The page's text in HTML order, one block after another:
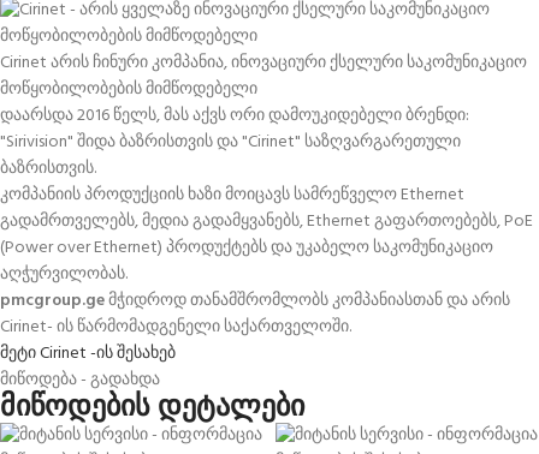
Cirinet არის ჩინური კომპანია, ინოვაციური ქსელური საკომუნიკაციო
მოწყობილობების მიმწოდებელი
დაარსდა 2016 წელს, მას აქვს ორი დამოუკიდებელი ბრენდი:
"Sirivision" შიდა ბაზრისთვის და "Cirinet" საზღვარგარეთული
ბაზრისთვის.
კომპანიის პროდუქციის ხაზი მოიცავს სამრეწველო Ethernet
გადამრთველებს, მედია გადამყვანებს, Ethernet გაფართოებებს, PoE
(Power over Ethernet) პროდუქტებს და უკაბელო საკომუნიკაციო
აღჭურვილობას.
pmcgroup.geმჭიდროდ თანამშრომლობს კომპანიასთან და არის
Cirinet- ის წარმომადგენელი საქართველოში.
მეტი Cirinet -ის შესახებ
მიწოდება - გადახდა
მიწოდების დეტალები